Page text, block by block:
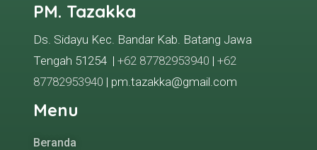
PM. Tazakka
Ds. Sidayu Kec. Bandar Kab. Batang Jawa
Tengah 51254 | +62 87782953940 | +62
87782953940 | pm.tazakka@gmail.com
Menu
Beranda